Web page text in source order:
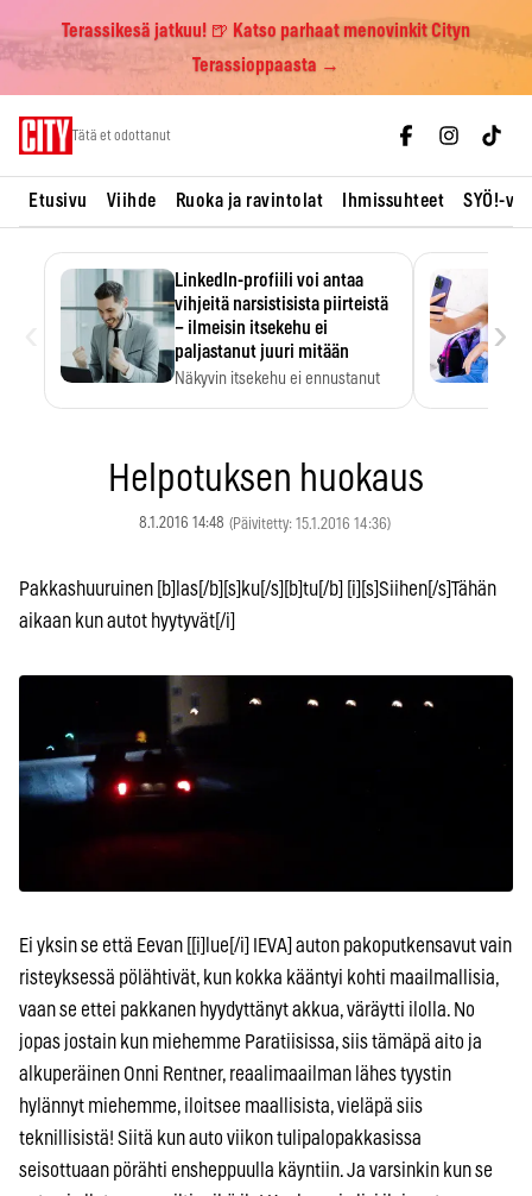
Terassikesä jatkuu! 🍺 Katso parhaat menovinkit Cityn
Terassioppaasta →
Tätä et odottanut
Etusivu Viihde Ruoka ja ravintolat Ihmissuhteet SYÖ!-
LinkedIn-profiili voi antaa
vihjeitä narsistisista piirteistä
– ilmeisin itsekehu ei
paljastanut juuri mitään
Näkyvin itsekehu ei ennustanut
›
Helpotuksen huokaus
8.1.2016 14:48 (Päivitetty: 15.1.2016 14:36)
Pakkashuuruinen [b]las[/b][s]ku[/s][b]tu[/b] [i][s]Siihen[/s]Tähän
aikaan kun autot hyytyvät[/i]
Ei yksin se että Eevan [[i]lue[/i] IEVA] auton pakoputkensavut vain
risteyksessä pölähtivät, kun kokka kääntyi kohti maailmallisia,
vaan se ettei pakkanen hyydyttänyt akkua, väräytti ilolla. No
jopas jostain kun miehemme Paratiisissa, siis tämäpä aito ja
alkuperäinen Onni Rentner, reaalimaailman lähes tyystin
hylännyt miehemme, iloitsee maallisista, vieläpä siis
teknillisistä! Siitä kun auto viikon tulipalopakkasissa
seisottuaan pörähti ensheppuulla käyntiin. Ja varsinkin kun se